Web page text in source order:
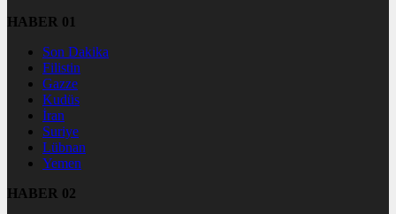
HABER 01
Son Dakika
Filistin
Gazze
Kudüs
İran
Suriye
Lübnan
Yemen
HABER 02